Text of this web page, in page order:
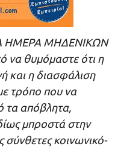
ΗΜΕΡΑ ΜΗΔΕΝΙΚΩΝ
να θυμόμαστε ότι η
και η διασφάλιση
με τρόπο που να
τα απόβλητα,
μπροστά στην
σύνθετες κοινωνικό-